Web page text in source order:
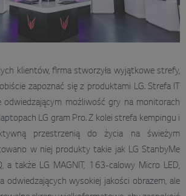
klientów, firma stworzyła wyjątkowe strefy,
zapoznać się z produktami LG. Strefa IT
odwiedzającym możliwość gry na monitorach
LG gram Pro. Z kolei strefa kempingu i
przestrzenią do życia na świeżym
w niej produkty takie jak LG StanbyMe
a także LG MAGNIT, 163-calowy Micro LED,
odwiedzających wysokiej jakości obrazem, ale